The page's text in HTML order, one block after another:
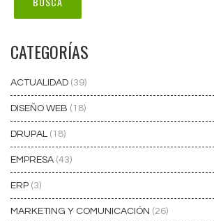
CATEGORÍAS
ACTUALIDAD (39)
DISEÑO WEB (18)
DRUPAL (18)
EMPRESA (43)
ERP (3)
MARKETING Y COMUNICACIÓN (26)